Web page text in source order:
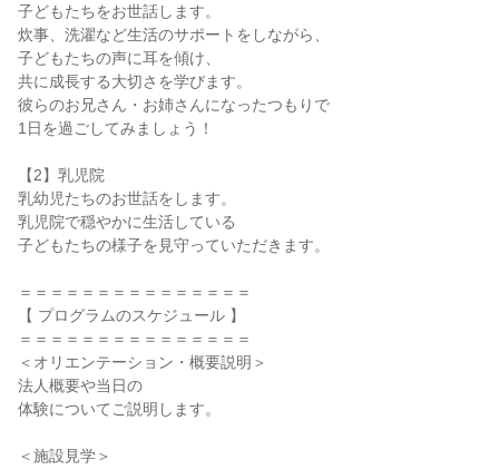
子どもたちをお世話します。
炊事、洗濯など生活のサポートをしながら、
子どもたちの声に耳を傾け、
共に成長する大切さを学びます。
彼らのお兄さん・お姉さんになったつもりで
1日を過ごしてみましょう！
【2】乳児院
乳幼児たちのお世話をします。
乳児院で穏やかに生活している
子どもたちの様子を見守っていただきます。
＝＝＝＝＝＝＝＝＝＝＝＝＝＝＝
【 プログラムのスケジュール 】
＝＝＝＝＝＝＝＝＝＝＝＝＝＝＝
＜オリエンテーション・概要説明＞
法人概要や当日の
体験についてご説明します。
＜施設見学＞